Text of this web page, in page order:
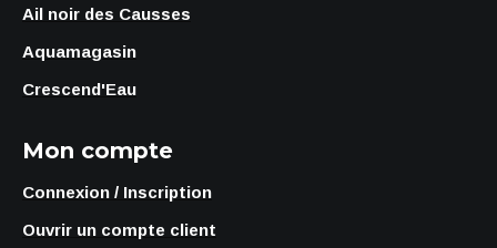
Ail noir des Causses
Aquamagasin
Crescend'Eau
Mon compte
Connexion / Inscription
Ouvrir un compte client